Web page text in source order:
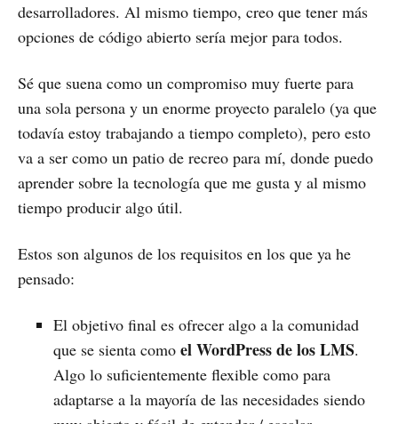
desarrolladores. Al mismo tiempo, creo que tener más
opciones de código abierto sería mejor para todos.
Sé que suena como un compromiso muy fuerte para
una sola persona y un enorme proyecto paralelo (ya que
todavía estoy trabajando a tiempo completo), pero esto
va a ser como un patio de recreo para mí, donde puedo
aprender sobre la tecnología que me gusta y al mismo
tiempo producir algo útil.
Estos son algunos de los requisitos en los que ya he
pensado:
El objetivo final es ofrecer algo a la comunidad
que se sienta como el WordPress de los LMS.
Algo lo suficientemente flexible como para
adaptarse a la mayoría de las necesidades siendo